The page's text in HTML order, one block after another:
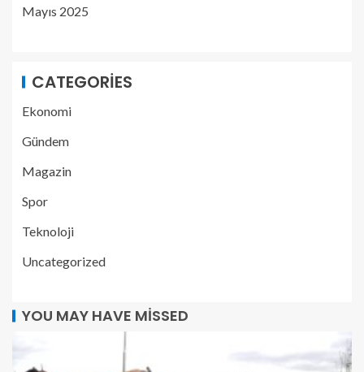
Mayıs 2025
CATEGORIES
Ekonomi
Gündem
Magazin
Spor
Teknoloji
Uncategorized
YOU MAY HAVE MISSED